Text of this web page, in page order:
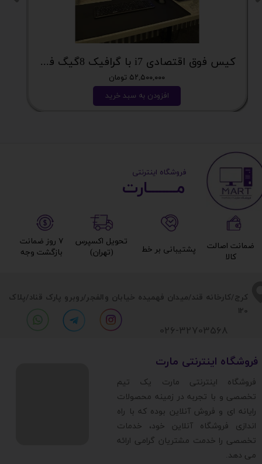
کیس فوق اقتصادی i7 با گرافیک 8گیگ فوق اکونومی کد 2162
۵۲,۵۰۰,۰۰۰ تومان
افزودن به سبد خرید
​​کرج/کارخانه قند/میدان فهمیده خیابان والفجر/روبرو پارک قناد/پلاک
120
​فروشگاه اینترنتی مارت
​فروشگاه اینترنتی مارت یک تیم
تخصصی و با تجربه در زمینه محصولات
رایانه ای و فروش آنلاین بوده که با راه
اندازی فروشگاه آنلاین خود، خدمات
تخصصی را خدمت مشتریان گرامی ارائه
می دهد.
026-32703568
مــــــــارت​​​​​​
​ ​فروشگاه اینترنتی
۷ روز ضمانت
بازگشت وجه​​​​​​​
تحویل اکسپرس
(تهران)​​​​​​​
پشتیبانی بر خط​​​​​​​
ضمانت اصالت
کالا​​​​​​​